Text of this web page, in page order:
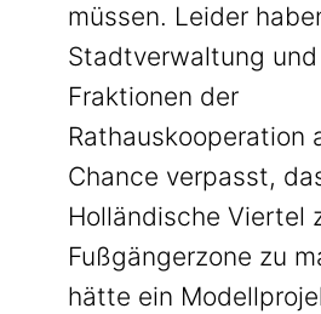
müssen. Leider
Stadtverwaltung
Fraktionen der
Rathauskooperation
Chance verpasst,
Holländische Viertel
Fußgängerzone zu
hätte ein